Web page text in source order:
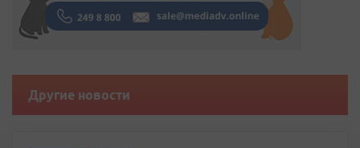
Другие новости